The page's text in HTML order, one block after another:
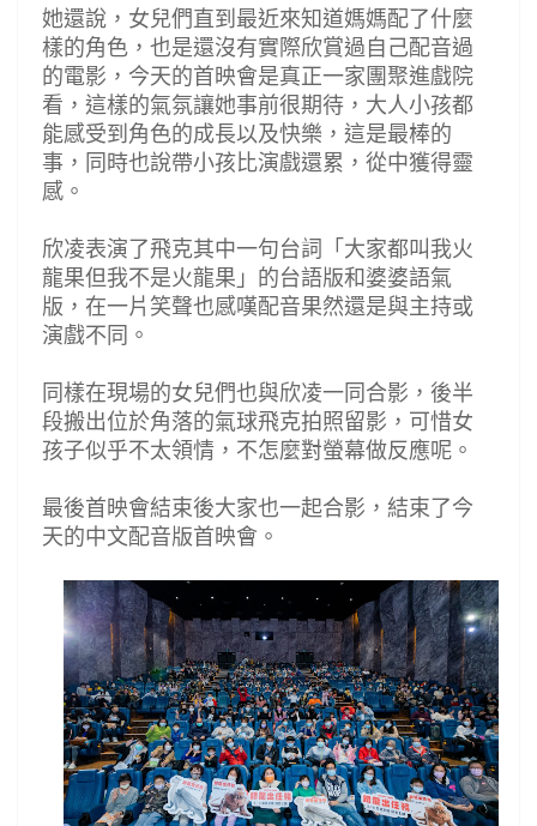
她還說，女兒們直到最近來知道媽媽配了什麼
樣的角色，也是還沒有實際欣賞過自己配音過
的電影，今天的首映會是真正一家團聚進戲院
看，這樣的氣氛讓她事前很期待，大人小孩都
能感受到角色的成長以及快樂，這是最棒的
事，同時也說帶小孩比演戲還累，從中獲得靈
感。
欣凌表演了飛克其中一句台詞「大家都叫我火
龍果但我不是火龍果」的台語版和婆婆語氣
版，在一片笑聲也感嘆配音果然還是與主持或
演戲不同。
同樣在現場的女兒們也與欣凌一同合影，後半
段搬出位於角落的氣球飛克拍照留影，可惜女
孩子似乎不太領情，不怎麼對螢幕做反應呢。
最後首映會結束後大家也一起合影，結束了今
天的中文配音版首映會。